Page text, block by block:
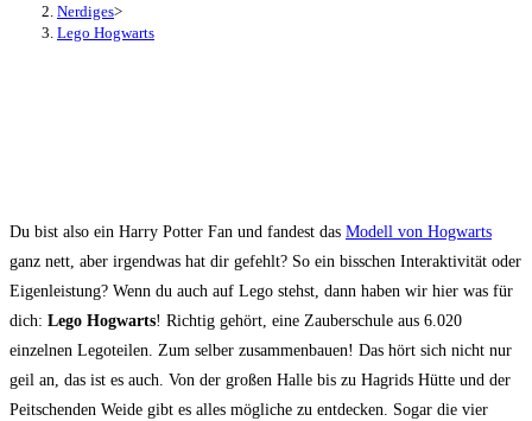
Nerdiges>
Lego Hogwarts
Du bist also ein Harry Potter Fan und fandest das Modell von Hogwarts
ganz nett, aber irgendwas hat dir gefehlt? So ein bisschen Interaktivität oder
Eigenleistung? Wenn du auch auf Lego stehst, dann haben wir hier was für
dich: Lego Hogwarts! Richtig gehört, eine Zauberschule aus 6.020
einzelnen Legoteilen. Zum selber zusammenbauen! Das hört sich nicht nur
geil an, das ist es auch. Von der großen Halle bis zu Hagrids Hütte und der
Peitschenden Weide gibt es alles mögliche zu entdecken. Sogar die vier